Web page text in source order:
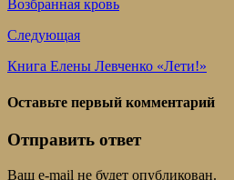
Возбранная кровь
Следующая
Книга Елены Левченко «Лети!»
Оставьте первый комментарий
Отправить ответ
Ваш e-mail не будет опубликован.